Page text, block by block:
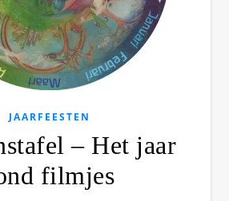
JAARFEESTEN
– Het jaar
filmjes